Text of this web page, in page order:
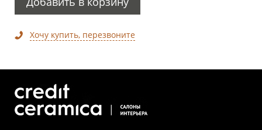
Хочу купить, перезвоните